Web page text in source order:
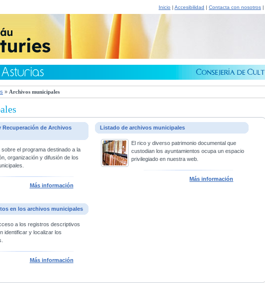
Inicio | Accesibilidad | Contacta con nosotros |
» Archivos municipales
Recuperación de Archivos
sobre el programa destinado a la
organización y difusión de los
Más información
Listado de archivos municipales
El rico y diverso patrimonio documental que
custodian los ayuntamientos ocupa un espacio
privilegiado en nuestra web.
Más información
en los archivos municipales
a los registros descriptivos
identificar y localizar los
Más información